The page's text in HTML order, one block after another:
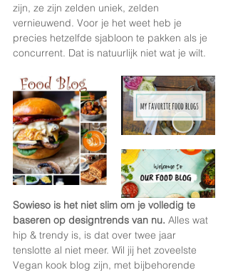
zijn, ze zijn zelden uniek, zelden
vernieuwend. Voor je het weet heb je
precies hetzelfde sjabloon te pakken als je
concurrent. Dat is natuurlijk niet wat je wilt.
Sowieso is het niet slim om je volledig te
baseren op designtrends van nu. Alles wat
hip & trendy is, is dat over twee jaar
tenslotte al niet meer. Wil jij het zoveelste
Vegan kook blog zijn, met bijbehorende